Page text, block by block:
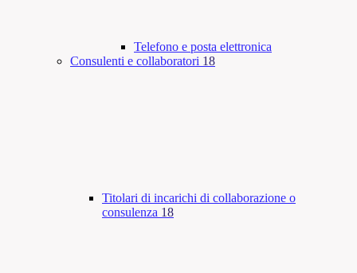
Telefono e posta elettronica
Consulenti e collaboratori 18
Titolari di incarichi di collaborazione o
consulenza 18